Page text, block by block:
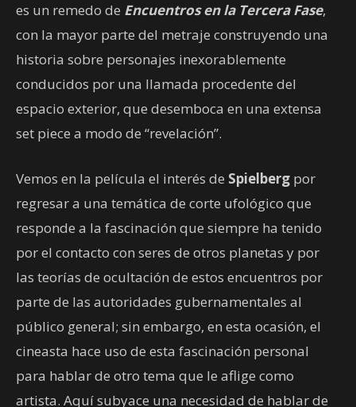
es un remedo de Encuentros en la Tercera Fase,
con la mayor parte del metraje construyendo una
historia sobre personajes inexorablemente
conducidos por una llamada procedente del
espacio exterior, que desemboca en una extensa
set piece a modo de “revelación”.
Vemos en la película el interés de Spielberg por
regresar a una temática de corte ufológico que
responde a la fascinación que siempre ha tenido
por el contacto con seres de otros planetas y por
las teorías de ocultación de estos encuentros por
parte de las autoridades gubernamentales al
público general; sin embargo, en esta ocasión, el
cineasta hace uso de esta fascinación personal
para hablar de otro tema que le aflige como
artista. Aquí subyace una necesidad de hablar de